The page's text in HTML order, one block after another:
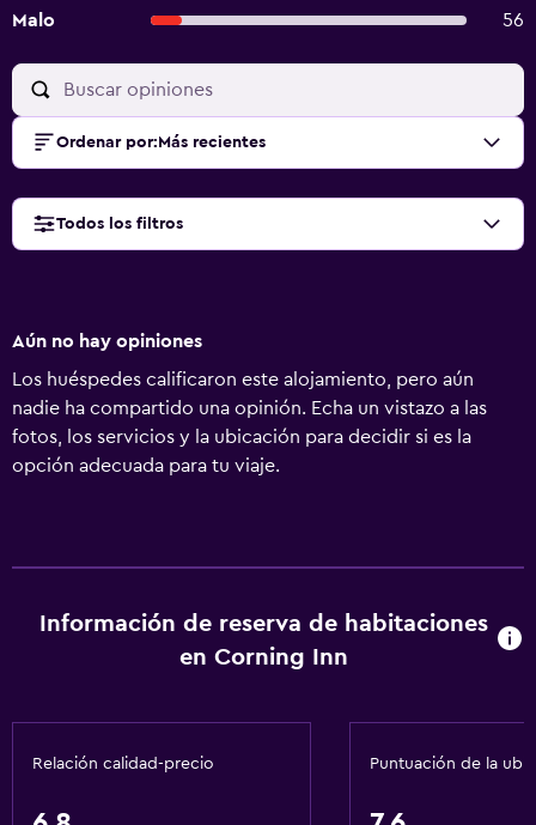
Malo
56
Ordenar por: Más recientes
Todos los filtros
Aún no hay opiniones
Los huéspedes calificaron este alojamiento, pero aún
nadie ha compartido una opinión. Echa un vistazo a las
fotos, los servicios y la ubicación para decidir si es la
opción adecuada para tu viaje.
Información de reserva de habitaciones
en Corning Inn
Relación calidad-precio Puntuación de la